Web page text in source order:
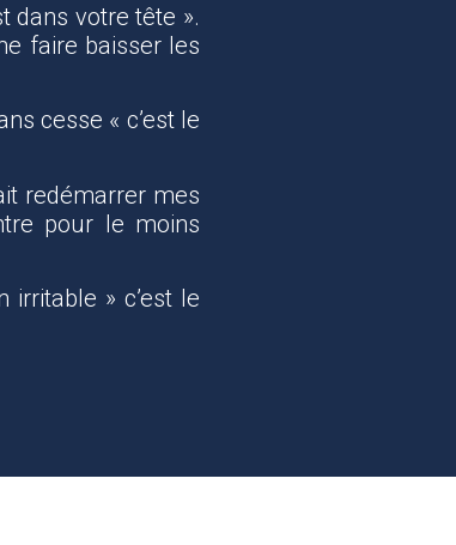
dans votre tête ».
faire baisser les
cesse « c’est le
redémarrer mes
pour le moins
irritable » c’est le